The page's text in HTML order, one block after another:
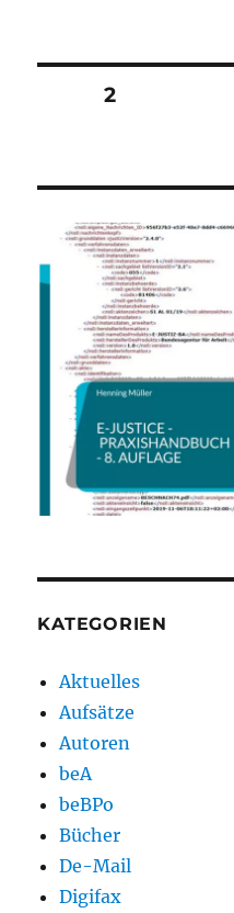
Beitrags-
SEITE2
KATEGORIEN
Aktuelles
Aufsätze
Autoren
beA
beBPo
Bücher
De-Mail
Digifax